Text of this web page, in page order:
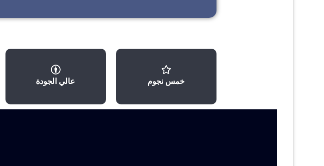
خمس نجوم عالي الجودة